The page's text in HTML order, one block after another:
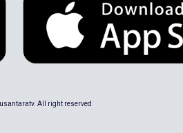
All right reserved